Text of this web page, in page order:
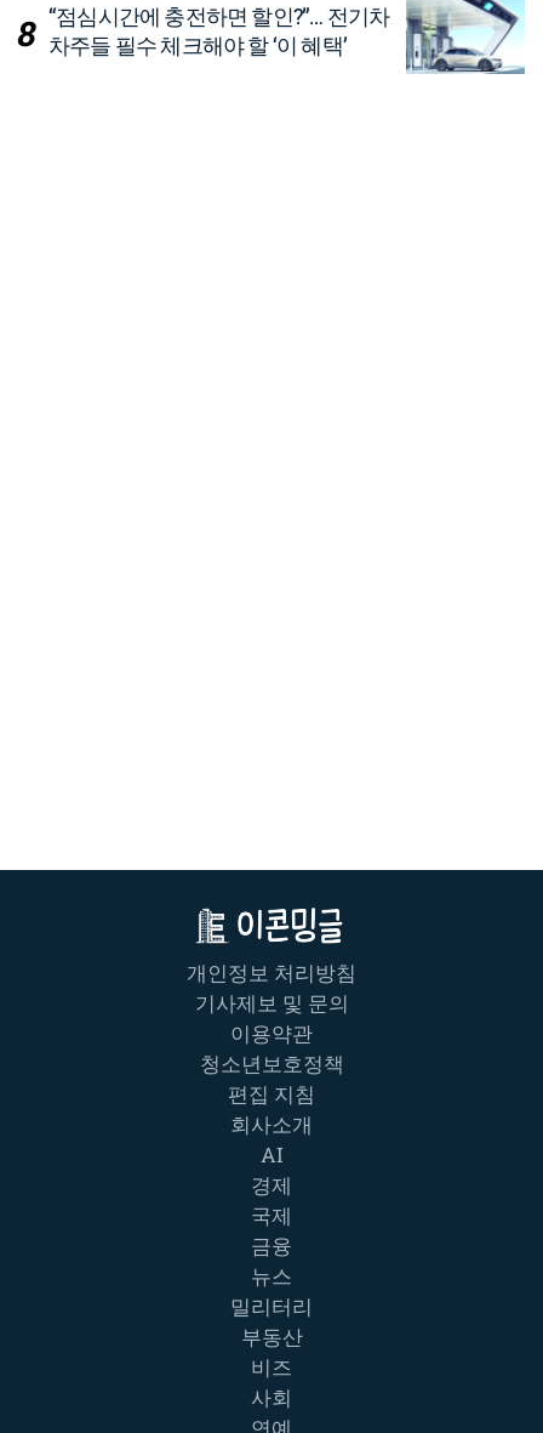
“점심시간에 충전하면 할인?”… 전기차
차주들 필수 체크해야 할 ‘이 혜택’
개인정보 처리방침
기사제보 및 문의
이용약관
청소년보호정책
편집 지침
회사소개
AI
경제
국제
금융
뉴스
밀리터리
부동산
비즈
사회